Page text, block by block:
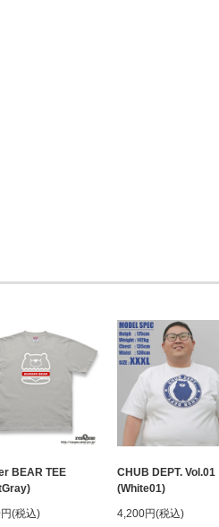
BEAR TEE
(税込)
CHUB DEPT. Vol.01
(White01)
4,200円(税込)